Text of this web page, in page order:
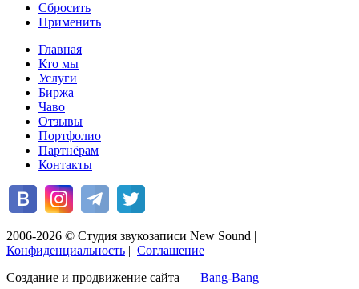
Сбросить
Применить
Главная
Кто мы
Услуги
Биржа
Чаво
Отзывы
Портфолио
Партнёрам
Контакты
2006-2026 © Студия звукозаписи New Sound
Конфиденциальность
Соглашение
Создание и продвижение сайта — Bang-Bang